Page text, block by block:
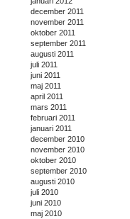
december 2011
november 2011
oktober 2011
september 2011
augusti 2011
juli 2011
juni 2011
maj 2011
april 2011
mars 2011
februari 2011
januari 2011
december 2010
november 2010
oktober 2010
september 2010
augusti 2010
juli 2010
juni 2010
maj 2010